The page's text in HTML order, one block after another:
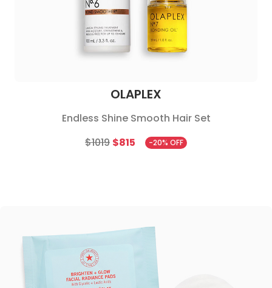
OLAPLEX
Endless Shine Smooth Hair Set
$1019 $815 -20% OFF